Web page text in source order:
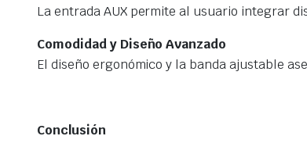
La entrada AUX permite al usuario integrar
Comodidad y Diseño Avanzado
El diseño ergonómico y la banda ajustable
Conclusión